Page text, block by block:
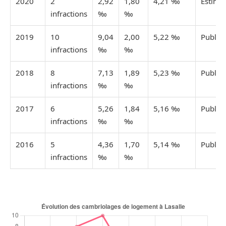
infractions
‰
‰
2019
10
infractions
9,04
‰
2,00
‰
5,22 ‰ Publiée
2018
8
infractions
7,13
‰
1,89
‰
5,23 ‰ Publiée
2017
6
infractions
5,26
‰
1,84
‰
5,16 ‰ Publiée
2016
5
infractions
4,36
‰
1,70
‰
5,14 ‰ Publiée